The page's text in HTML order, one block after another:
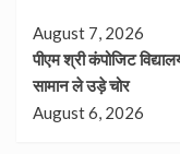
August 7, 2026
पीएम श्री कंपोजिट
सामान ले उड़े चोर
August 6, 2026